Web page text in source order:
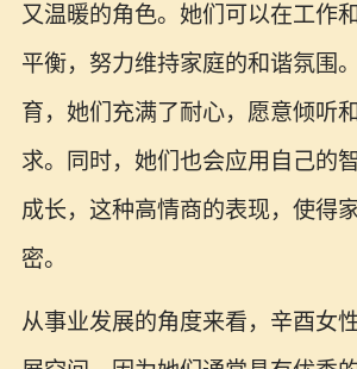
又温暖的角色。她们可以在工作
平衡，努力维持家庭的和谐氛围
育，她们充满了耐心，愿意倾听
求。同时，她们也会应用自己的
成长，这种高情商的表现，使得
密。
从事业发展的角度来看，辛酉女